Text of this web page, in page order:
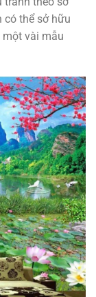
có thể sở hữu
vài mẫu